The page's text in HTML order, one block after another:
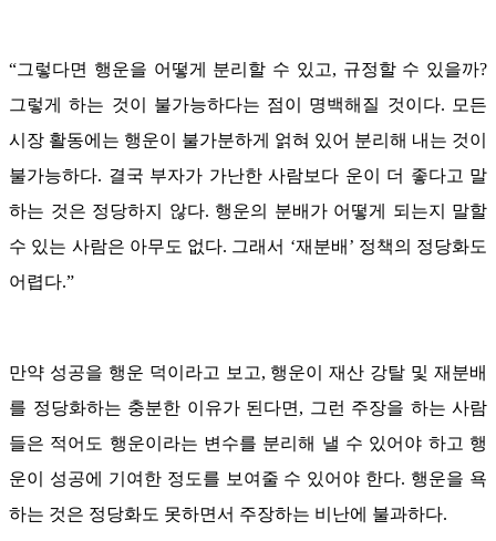
“그렇다면 행운을 어떻게 분리할 수 있고, 규정할 수 있을까?
그렇게 하는 것이 불가능하다는 점이 명백해질 것이다. 모든
시장 활동에는 행운이 불가분하게 얽혀 있어 분리해 내는 것이
불가능하다. 결국 부자가 가난한 사람보다 운이 더 좋다고 말
하는 것은 정당하지 않다. 행운의 분배가 어떻게 되는지 말할
수 있는 사람은 아무도 없다. 그래서 ‘재분배’ 정책의 정당화도
어렵다.”
만약 성공을 행운 덕이라고 보고, 행운이 재산 강탈 및 재분배
를 정당화하는 충분한 이유가 된다면, 그런 주장을 하는 사람
들은 적어도 행운이라는 변수를 분리해 낼 수 있어야 하고 행
운이 성공에 기여한 정도를 보여줄 수 있어야 한다. 행운을 욕
하는 것은 정당화도 못하면서 주장하는 비난에 불과하다.